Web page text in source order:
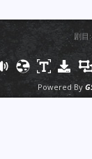
剧目 :
Powered By